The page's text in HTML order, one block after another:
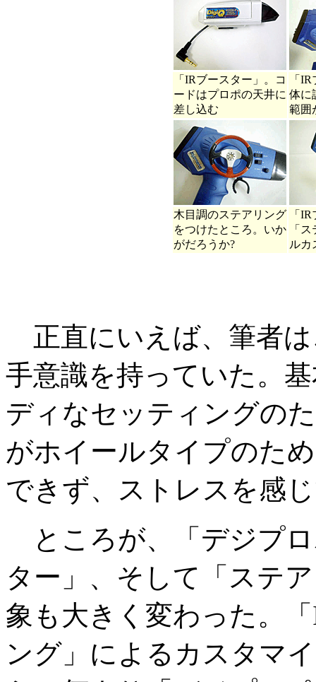
「IRブースター」。コ
ードはプロポの天井に
差し込む
「
体に
範囲
木目調のステアリング
をつけたところ。いか
がだろうか?
「
「
ルカ
正直にいえば、筆者
手意識を持っていた。
ディなセッティングの
がホイールタイプのた
できず、ストレスを感
ところが、「デジプ
ター」、そして「ステ
象も大きく変わった。
ング」によるカスタマ